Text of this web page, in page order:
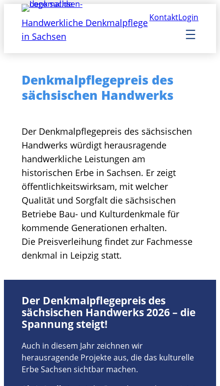
Inhalt
springen
KontaktLogin
Handwerkliche Denkmalpflege
in Sachsen
Denkmalpflegepreis des
sächsischen Handwerks
Der Denkmalpflegepreis des sächsischen
Handwerks würdigt herausragende
handwerkliche Leistungen am
historischen Erbe in Sachsen. Er zeigt
öffentlichkeitswirksam, mit welcher
Qualität und Sorgfalt die sächsischen
Betriebe Bau- und Kulturdenkmale für
kommende Generationen erhalten.
Die Preisverleihung findet zur Fachmesse
denkmal in Leipzig statt.
Der Denkmalpflegepreis des
sächsischen Handwerks 2026 – die
Spannung steigt!
Auch in diesem Jahr zeichnen wir
herausragende Projekte aus, die das kulturelle
Erbe Sachsen sichtbar machen.